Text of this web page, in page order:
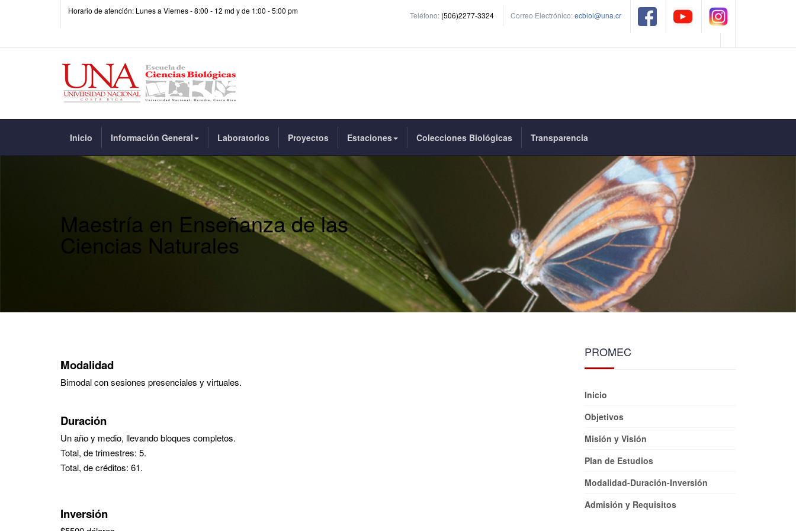
Horario de atención: Lunes a Viernes - 8:00 - 12 md y de 1:00 - 5:00 pm Teléfono: (506)2277-3324 Correo Electrónico:ecbiol@una.cr
Inicio Información General Laboratorios Proyectos Estaciones Colecciones Biológicas Transparencia
Maestría en Enseñanza de las
Ciencias Naturales
Modalidad
Bimodal con sesiones presenciales y virtuales.
Duración
Un año y medio, llevando bloques completos.
Total, de trimestres: 5.
Total, de créditos: 61.
Inversión
PROMEC
Inicio
Objetivos
Misión y Visión
Plan de Estudios
Modalidad-Duración-Inversión
Admisión y Requisitos